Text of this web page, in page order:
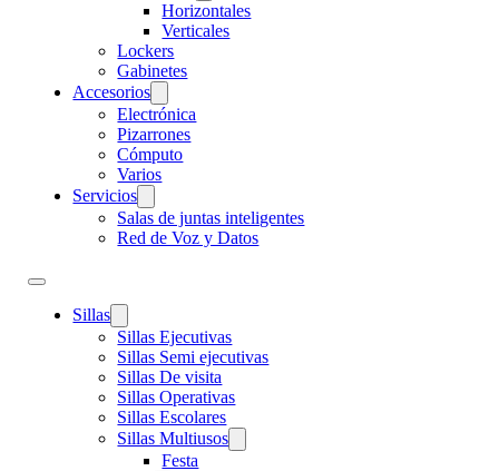
Horizontales
Verticales
Lockers
Gabinetes
Accesorios
Electrónica
Pizarrones
Cómputo
Varios
Servicios
Salas de juntas inteligentes
Red de Voz y Datos
Sillas
Sillas Ejecutivas
Sillas Semi ejecutivas
Sillas De visita
Sillas Operativas
Sillas Escolares
Sillas Multiusos
Festa